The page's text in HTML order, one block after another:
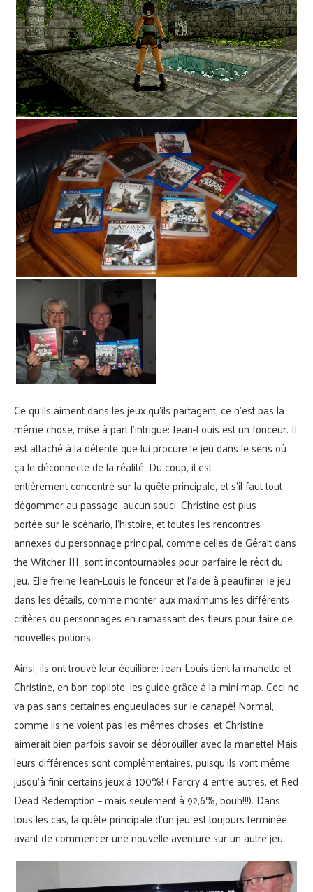
Ce qu’ils aiment dans les jeux qu’ils partagent, ce n’est pas la
même chose, mise à part l’intrigue: Jean-Louis est un fonceur. Il
est attaché à la détente que lui procure le jeu dans le sens où
ça le déconnecte de la réalité. Du coup, il est
entièrement concentré sur la quête principale, et s’il faut tout
dégommer au passage, aucun souci. Christine est plus
portée sur le scénario, l’histoire, et toutes les rencontres
annexes du personnage principal, comme celles de Géralt dans
the Witcher III, sont incontournables pour parfaire le récit du
jeu. Elle freine Jean-Louis le fonceur et l’aide à peaufiner le jeu
dans les détails, comme monter aux maximums les différents
critères du personnages en ramassant des fleurs pour faire de
nouvelles potions.
Ainsi, ils ont trouvé leur équilibre: Jean-Louis tient la manette et
Christine, en bon copilote, les guide grâce à la mini-map. Ceci ne
va pas sans certaines engueulades sur le canapé! Normal,
comme ils ne voient pas les mêmes choses, et Christine
aimerait bien parfois savoir se débrouiller avec la manette! Mais
leurs différences sont complémentaires, puisqu’ils vont même
jusqu’à finir certains jeux à 100%! ( Farcry 4 entre autres, et Red
Dead Redemption – mais seulement à 92,6%, bouh!!!). Dans
tous les cas, la quête principale d’un jeu est toujours terminée
avant de commencer une nouvelle aventure sur un autre jeu.